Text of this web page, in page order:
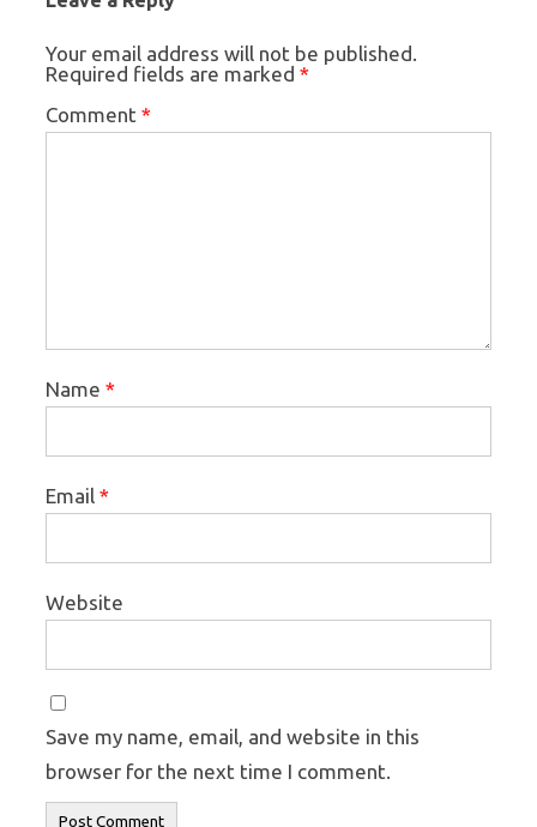
Your email address will not be published.
Required fields are marked *
Comment *
Name *
Email *
Website
Save my name, email, and website in this
browser for the next time I comment.